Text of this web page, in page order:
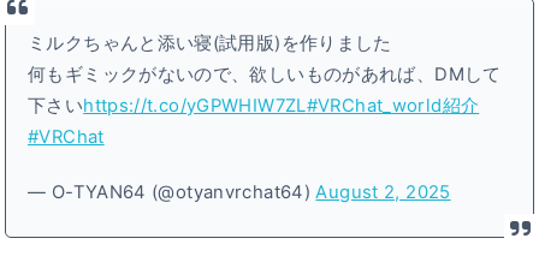
ミルクちゃんと添い寝(試用版)を作りました
何もギミックがないので、欲しいものがあれば、DMして
下さいhttps://t.co/yGPWHIW7ZL#VRChat_world紹介
#VRChat
— O-TYAN64 (@otyanvrchat64)August 2, 2025